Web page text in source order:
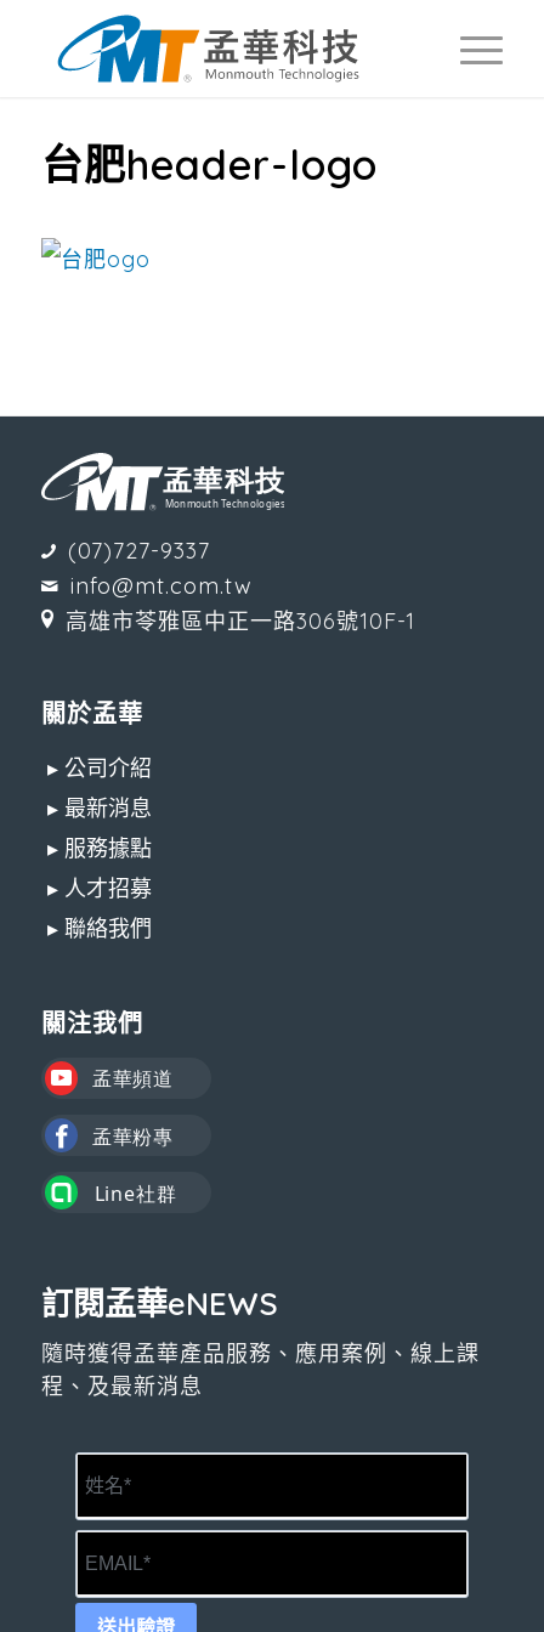
台肥header-logo
(07)727-9337
info@mt.com.tw
高雄市苓雅區中正一路306號10F-1
關於孟華
▸ 公司介紹
▸ 最新消息
▸ 服務據點
▸ 人才招募
▸ 聯絡我們
關注我們
訂閱孟華eNEWS
隨時獲得孟華產品服務、應用案例、線上課
程、及最新消息
送出驗證